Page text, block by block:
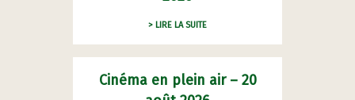
> LIRE LA SUITE
Cinéma en plein air – 20